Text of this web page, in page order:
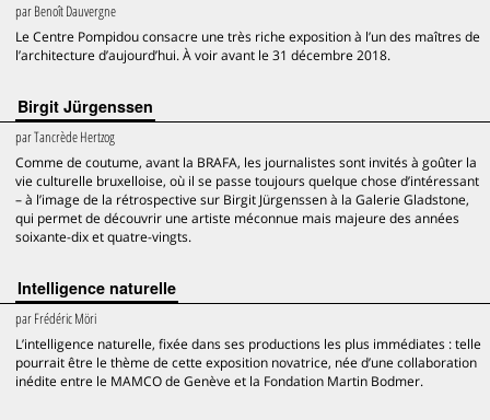
parBenoît Dauvergne
Le Centre Pompidou consacre une très riche exposition à l’un des maîtres de
l’architecture d’aujourd’hui. À voir avant le 31 décembre 2018.
Birgit Jürgenssen
parTancrède Hertzog
Comme de coutume, avant la BRAFA, les journalistes sont invités à goûter la
vie culturelle bruxelloise, où il se passe toujours quelque chose d’intéressant
– à l’image de la rétrospective sur Birgit Jürgenssen à la Galerie Gladstone,
qui permet de découvrir une artiste méconnue mais majeure des années
soixante-dix et quatre-vingts.
Intelligence naturelle
parFrédéric Möri
L’intelligence naturelle, fixée dans ses productions les plus immédiates : telle
pourrait être le thème de cette exposition novatrice, née d’une collaboration
inédite entre le MAMCO de Genève et la Fondation Martin Bodmer.